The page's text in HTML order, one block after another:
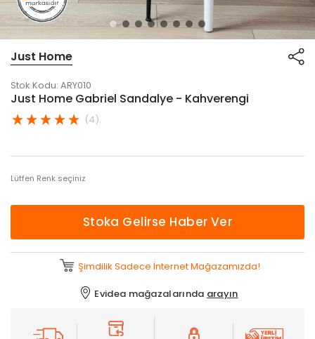
Just Home
Stok Kodu: ARY010
Just Home Gabriel Sandalye - Kahverengi
(4)
Lütfen Renk seçiniz
Stoka Gelirse Haber Ver
Şimdilik Sadece İnternet Mağazamızda!
Evidea mağazalarında arayın